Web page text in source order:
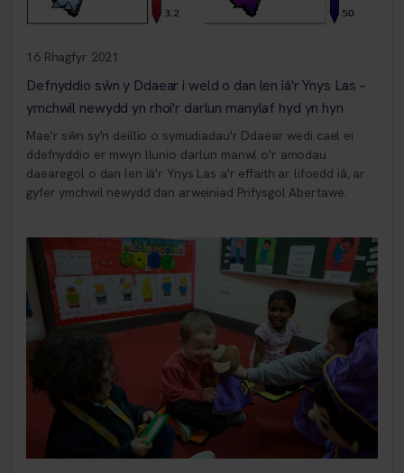
16 Rhagfyr 2021
Defnyddio sŵn y Ddaear i weld o dan len iâ'r Ynys Las –
ymchwil newydd yn rhoi'r darlun manylaf hyd yn hyn
Mae'r sŵn sy'n deillio o symudiadau'r Ddaear wedi cael ei
ddefnyddio er mwyn llunio darlun manwl o'r amodau
daearegol o dan len iâ'r Ynys Las a'r effaith ar lifoedd iâ, ar
gyfer ymchwil newydd dan arweiniad Prifysgol Abertawe.